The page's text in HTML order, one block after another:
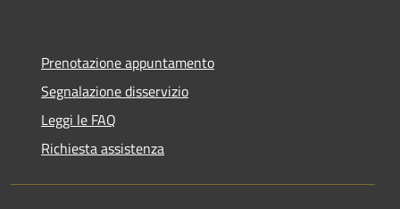
Prenotazione appuntamento
Segnalazione disservizio
Leggi le FAQ
Richiesta assistenza